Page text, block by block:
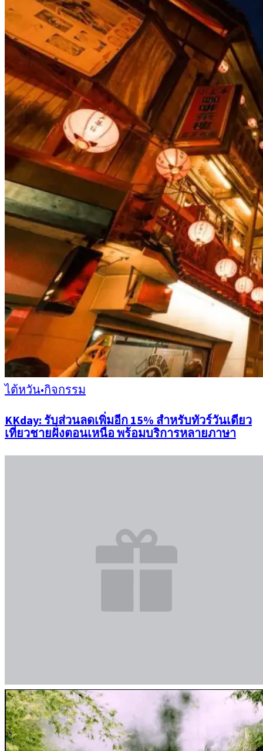
ไต้หวัน•กิจกรรม
KKday: รับส่วนลดเพิ่มอีก 15% สำหรับทัวร์วันเดียว
เที่ยวชายฝั่งตอนเหนือ พร้อมบริการหลายภาษา